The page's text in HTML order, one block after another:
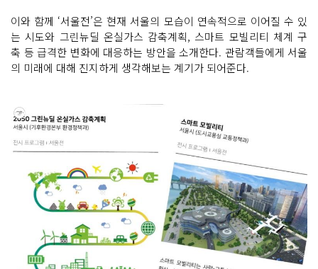
이와 함께 ‘서울전’은 현재 서울의 모습이 연속적으로 이어질 수 있
는 시도와 그린뉴딜 온실가스 감축계획, 스마트 모빌리티 체계 구
축 등 급격한 변화에 대응하는 방안을 소개한다. 관람객들에게 서울
의 미래에 대해 진지하게 생각해보는 계기가 되어준다.